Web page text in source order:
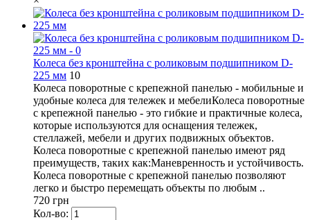
Колеса без кронштейна с роликовым подшипником D-
225 мм 10
Колеса поворотные с крепежной панелью - мобильные и
удобные колеса для тележек и мебелиКолеса поворотные
с крепежной панелью - это гибкие и практичные колеса,
которые используются для оснащения тележек,
стеллажей, мебели и других подвижных объектов.
Колеса поворотные с крепежной панелью имеют ряд
преимуществ, таких как:Маневренность и устойчивость.
Колеса поворотные с крепежной панелью позволяют
легко и быстро перемещать объекты по любым ..
720 грн
Кол-во: